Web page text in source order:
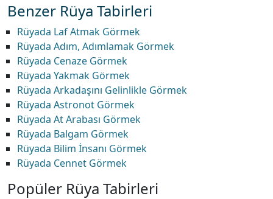
Benzer Rüya Tabirleri
Rüyada Laf Atmak Görmek
Rüyada Adım, Adımlamak Görmek
Rüyada Cenaze Görmek
Rüyada Yakmak Görmek
Rüyada Arkadaşını Gelinlikle Görmek
Rüyada Astronot Görmek
Rüyada At Arabası Görmek
Rüyada Balgam Görmek
Rüyada Bilim İnsanı Görmek
Rüyada Cennet Görmek
Popüler Rüya Tabirleri